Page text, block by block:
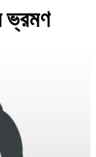
ভ্রমণ